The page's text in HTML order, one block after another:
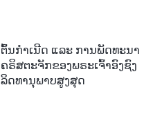
ຕົ້ນກຳເນີດ ແລະ ການພັດທະນາ
ຄຣິສຕະຈັກຂອງພຣະເຈົ້າອົງຊົງ
ລິດທານຸພາບສູງສຸດ